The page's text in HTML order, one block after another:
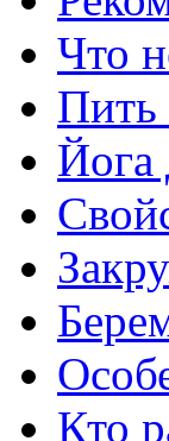
Что
Пить
Йога
Кто